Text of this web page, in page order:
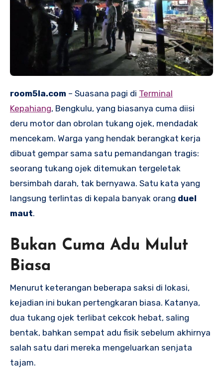
room5la.com – Suasana pagi di Terminal
Kepahiang, Bengkulu, yang biasanya cuma diisi
deru motor dan obrolan tukang ojek, mendadak
mencekam. Warga yang hendak berangkat kerja
dibuat gempar sama satu pemandangan tragis:
seorang tukang ojek ditemukan tergeletak
bersimbah darah, tak bernyawa. Satu kata yang
langsung terlintas di kepala banyak orang duel
maut.
Bukan Cuma Adu Mulut
Biasa
Menurut keterangan beberapa saksi di lokasi,
kejadian ini bukan pertengkaran biasa. Katanya,
dua tukang ojek terlibat cekcok hebat, saling
bentak, bahkan sempat adu fisik sebelum akhirnya
salah satu dari mereka mengeluarkan senjata
tajam.